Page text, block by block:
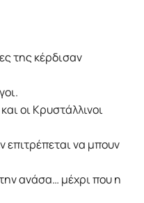
της κέρδισαν
οι Κρυστάλλινοι
επιτρέπεται να μπουν
ανάσα… μέχρι που η